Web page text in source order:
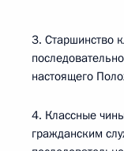
3. Старшинство
настоящего
4. Классные
гражданским